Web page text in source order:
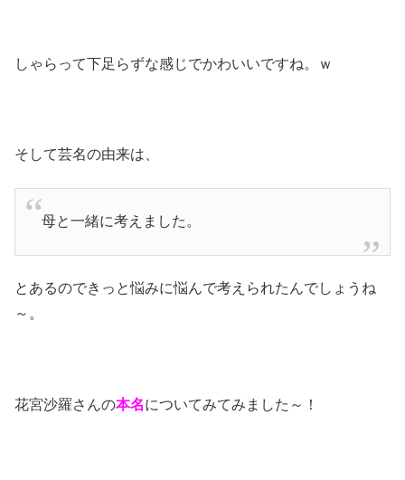
しゃらって下足らずな感じでかわいいですね。ｗ
そして芸名の由来は、
母と一緒に考えました。
とあるのできっと悩みに悩んで考えられたんでしょうね
～。
花宮沙羅さんの本名についてみてみました～！